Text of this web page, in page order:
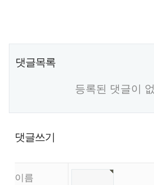
댓글목록
등록된 댓글이
댓글쓰기
이름